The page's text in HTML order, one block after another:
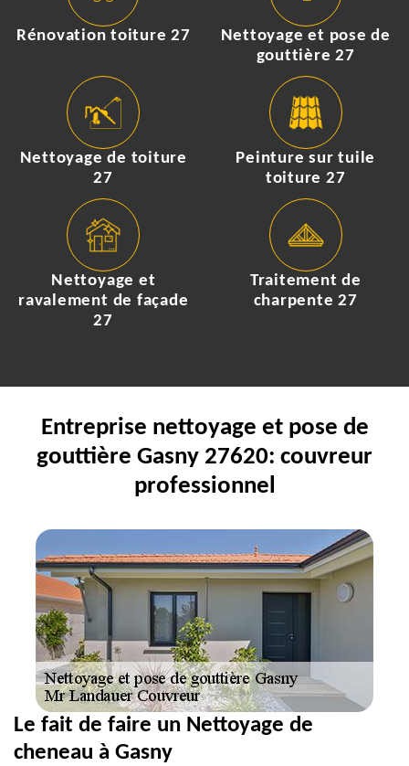
Rénovation toiture 27
Nettoyage et pose de
gouttière 27
Nettoyage de toiture
27
Peinture sur tuile
toiture 27
Nettoyage et
ravalement de façade
27
Traitement de
charpente 27
Entreprise nettoyage et pose de
gouttière Gasny 27620: couvreur
professionnel
Le fait de faire un Nettoyage de
cheneau à Gasny